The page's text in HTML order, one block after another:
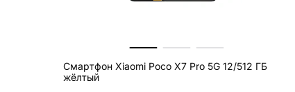
Смартфон Xiaomi Poco X7 Pro 5G 12/512 ГБ
жёлтый